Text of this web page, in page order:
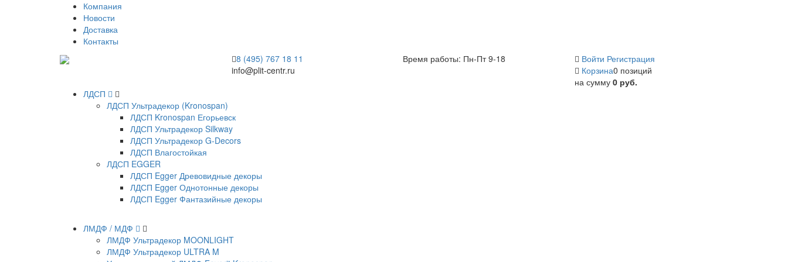
Компания
Новости
Доставка
Контакты
8 (495) 767 18 11
info@plit-centr.ru
Время работы: Пн-Пт 9-18 Войти Регистрация
Корзина0 позиций
на сумму 0 руб.
ЛДСП
ЛДСП Ультрадекор (Kronospan)
ЛДСП Kronospan Егорьевск
ЛДСП Ультрадекор Silkway
ЛДСП Ультрадекор G-Decors
ЛДСП Влагостойкая
ЛДСП EGGER
ЛДСП Egger Древовидные декоры
ЛДСП Egger Однотонные декоры
ЛДСП Egger Фантазийные декоры
ЛМДФ / МДФ
ЛМДФ Ультрадекор MOONLIGHT
ЛМДФ Ультрадекор ULTRA M